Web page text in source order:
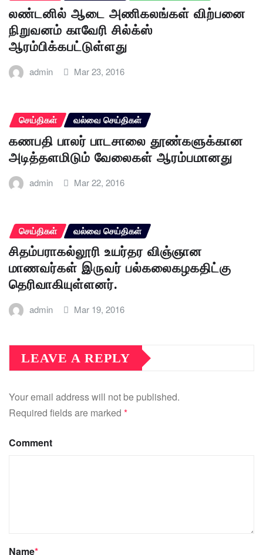
லண்டனில் ஆடை அணிகலங்கள் விற்பனை
நிறுவனம் காவேரி சில்க்ஸ்
ஆரம்பிக்கபட்டுள்ளது
admin Mar 23, 2016
செய்திகள் வல்வை செய்திகள்
கணபதி பாலர் பாடசாலை தூண்களுக்கான
அடித்தளமிடும் வேலைகள் ஆரம்பமானது
admin Mar 22, 2016
செய்திகள் வல்வை செய்திகள்
சிதம்பராகல்லூரி உயர்தர விஞ்ஞான
மாணவர்கள் இருவர் பல்கலைகழகதிட்கு
தெரிவாகியுள்ளனர்.
admin Mar 19, 2016
LEAVE A REPLY
Your email address will not be published.
Required fields are marked *
Comment
Name*